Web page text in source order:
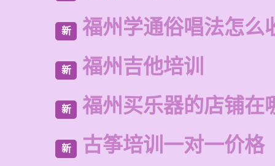
新 福州学通俗唱法怎么
新 福州吉他培训
新 福州买乐器的店铺在
新 古筝培训一对一价格